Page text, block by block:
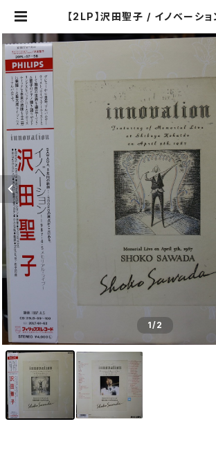
【2LP】沢田聖子 / イノベーシ
1/2